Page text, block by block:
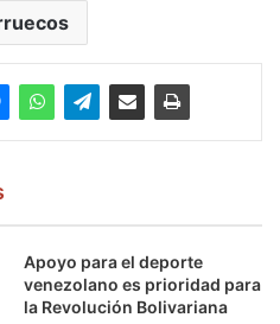
Apoyo para el deporte
venezolano es prioridad para
la Revolución Bolivariana